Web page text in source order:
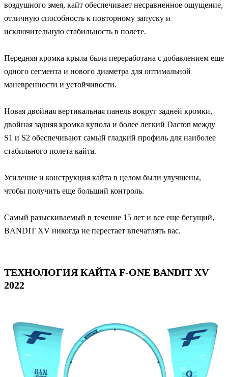
воздушного змея, кайт обеспечивает несравненное ощущение,
отличную способность к повторному запуску и
исключительную стабильность в полете.
Передняя кромка крыла была переработана с добавлением еще
одного сегмента и нового диаметра для оптимальной
маневренности и устойчивости.
Новая двойная вертикальная панель вокруг задней кромки,
двойная задняя кромка купола и более легкий Dacron между
S1 и S2 обеспечивают самый гладкий профиль для наиболее
стабильного полета кайта.
Усиление и конструкция кайта в целом были улучшены,
чтобы получить еще больший контроль.
Самый разыскиваемый в течение 15 лет и все еще бегущий,
BANDIT XV никогда не перестает впечатлять вас.
ТЕХНОЛОГИЯ КАЙТА F-ONE BANDIT XV
2022